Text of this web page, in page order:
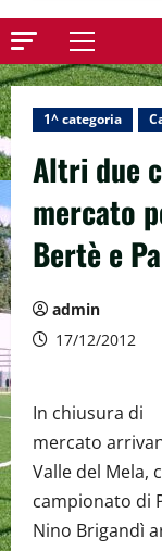
Menu
principale
1^ categoria
Altri due
mercato
Bertè e
admin
17/12/2012
In chiusura di
mercato
Valle del Mela,
campionato di
Nino Brigandì